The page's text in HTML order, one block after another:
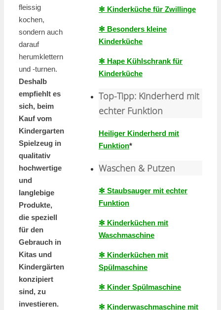
fleissig
kochen,
sondern auch
darauf
herumklettern
und -turnen.
Deshalb
empfiehlt es
sich, beim
Kauf vom
Kindergarten
Spielzeug in
qualitativ
hochwertige
und
langlebige
Produkte,
die speziell
für den
Gebrauch in
Kitas und
Kindergärten
konzipiert
sind, zu
investieren.
✻ Kinderküche für Zwillinge
✻ Besonders kleine
Kinderküche
✻ Hape Kühlschrank für
Kinderküche
Top-Tipp: Kinderherd mit
echter Funktion
Heiliger Kinderherd mit
Funktion*
Waschen & Putzen
✻ Staubsauger mit echter
Funktion
✻ Kinderküchen mit
Waschmaschine
✻ Kinderküchen mit
Spülmaschine
✻ Kinder Spülmaschine
✻ Kinderwaschmaschine mit